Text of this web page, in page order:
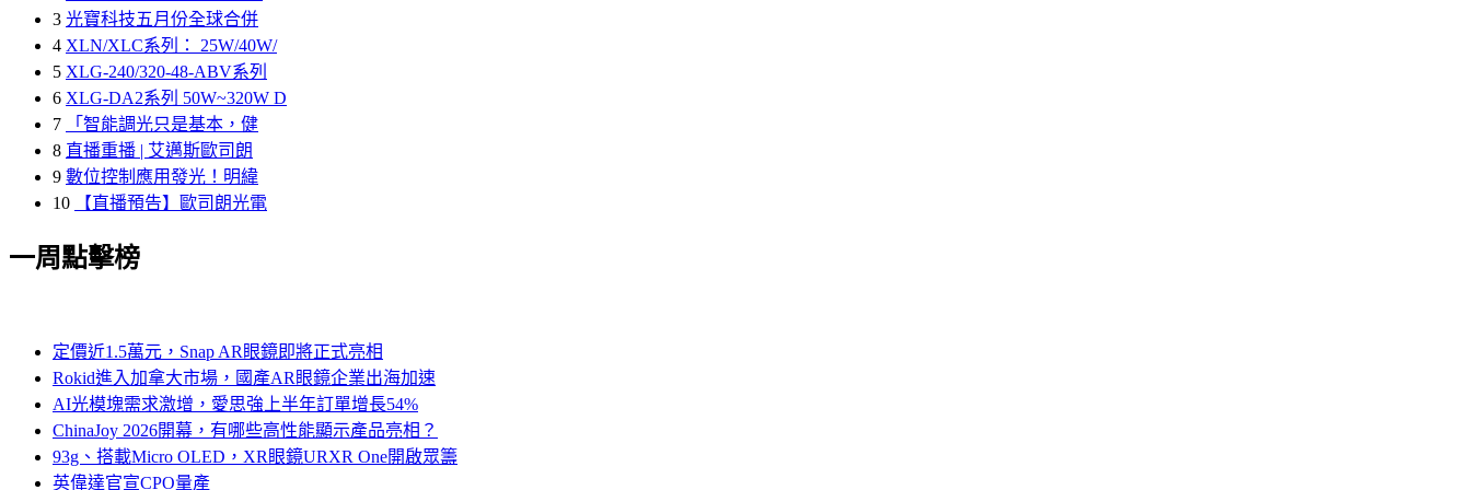
3 光寶科技五月份全球合併
4 XLN/XLC系列： 25W/40W/
5 XLG-240/320-48-ABV系列
6 XLG-DA2系列 50W~320W D
7
「智能調光只是基本，健
8 直播重播 | 艾邁斯歐司朗
9 數位控制應用發光！明緯
10
【直播預告】歐司朗光電
一周點擊榜
定價近1.5萬元，Snap AR眼鏡即將正式亮相
Rokid進入加拿大市場，國產AR眼鏡企業出海加速
AI光模塊需求激增，愛思強上半年訂單增長54%
ChinaJoy 2026開幕，有哪些高性能顯示產品亮相？
93g、搭載Micro OLED，XR眼鏡URXR One開啟眾籌
英偉達官宣CPO量產